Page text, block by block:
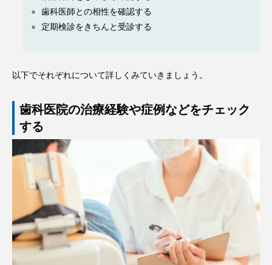
歯科医師との相性を確認する
定期検診をきちんと受診する
以下でそれぞれについて詳しくみていきましょう。
歯科医院の治療経験や症例などをチェック
する